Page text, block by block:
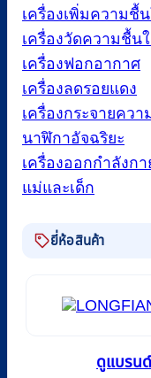
เครื่องเพิ่มความชื้
เครื่องวัดความชื้น
เครื่องฟอกอากาศ
เครื่องลดรอยแดง
เครื่องกระจายคว
นาฬิกาอัจฉริยะ
เครื่องออกกำลังกา
แม่และเด็ก
ยี่ห้อสินค้า
ดูแบรน